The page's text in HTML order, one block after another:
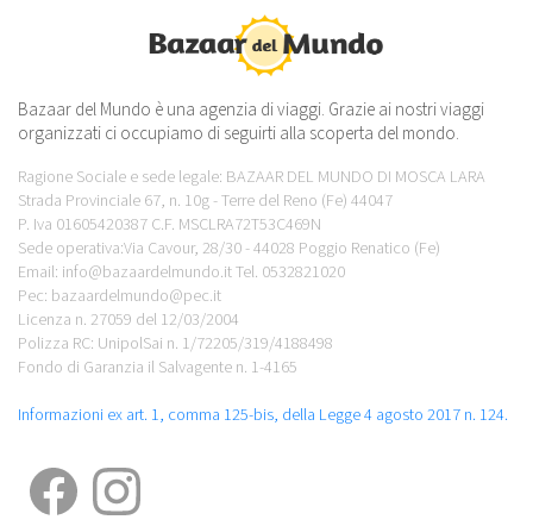
Bazaar del Mundo è una agenzia di viaggi. Grazie ai nostri viaggi
organizzati ci occupiamo di seguirti alla scoperta del mondo.
Ragione Sociale e sede legale: BAZAAR DEL MUNDO DI MOSCA LARA
Strada Provinciale 67, n. 10g - Terre del Reno (Fe) 44047
P. Iva 01605420387 C.F. MSCLRA72T53C469N
Sede operativa:Via Cavour, 28/30 - 44028 Poggio Renatico (Fe)
Email: info@bazaardelmundo.it Tel. 0532821020
Pec: bazaardelmundo@pec.it
Licenza n. 27059 del 12/03/2004
Polizza RC: UnipolSai n. 1/72205/319/4188498
Fondo di Garanzia il Salvagente n. 1-4165
Informazioni ex art. 1, comma 125-bis, della Legge 4 agosto 2017 n. 124.